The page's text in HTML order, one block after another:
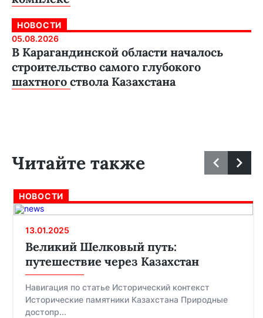
НОВОСТИ
05.08.2026
В Карагандинской области началось
строительство самого глубокого
шахтного ствола Казахстана
Читайте также
НОВОСТИ
13.01.2025
Великий Шелковый путь:
путешествие через Казахстан
Навигация по статье Исторический контекст
Исторические памятники Казахстана Природные
достопр...